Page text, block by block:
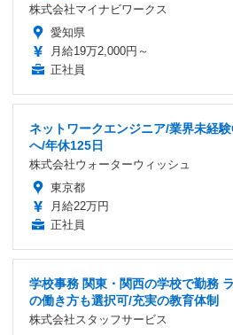
株式会社マイナビワークス
愛知県
月給19万2,000円～
正社員
ネットワークエンジニア/業界未経
へ/年休125日
株式会社ウォーターウィッシュ
東京都
月給22万円
正社員
学校事務 関東・関西の学校で勤務
の働き方も選択可/充実の教育体制
株式会社スタッフサービス